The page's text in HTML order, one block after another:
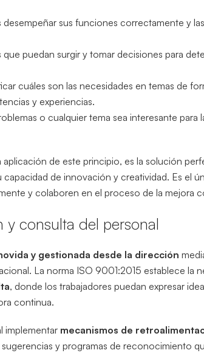
sus funciones correctamente y
puedan surgir y tomar decisiones para
cuáles son las necesidades en temas de
y experiencias.
o cualquier tema sea interesante para
de este principio, es la solución
de innovación y creatividad. Es el
y colaboren en el proceso de la mejora
consulta del personal
y gestionada desde la dirección
La norma ISO 9001:2015 establece la
, donde los trabajadores puedan expresar
continua.
implementar mecanismos de
y programas de reconocimiento